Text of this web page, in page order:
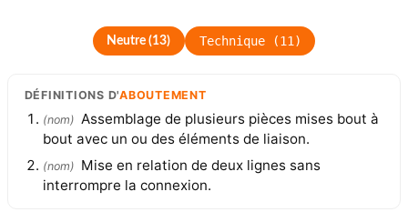
Neutre (13) Technique(11 )
DÉFINITIONS D'ABOUTEMENT
(nom) Assemblage de plusieurs pièces mises bout à
bout avec un ou des éléments de liaison.
(nom) Mise en relation de deux lignes sans
interrompre la connexion.